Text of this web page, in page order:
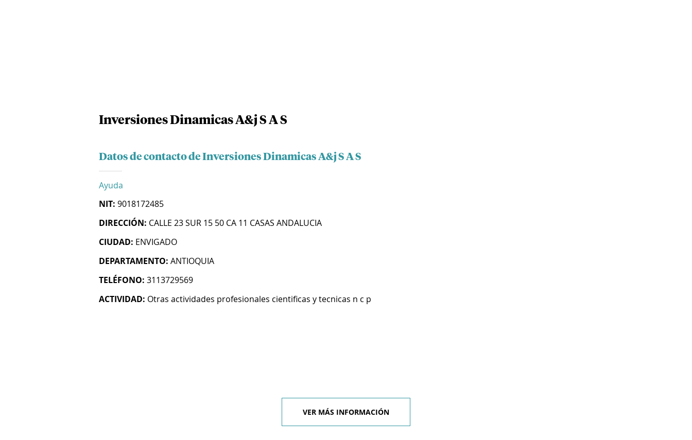
Inversiones Dinamicas A&j S A S
Datos de contacto de Inversiones Dinamicas A&j S A S
Ayuda
NIT: 9018172485
DIRECCIÓN: CALLE 23 SUR 15 50 CA 11 CASAS ANDALUCIA
CIUDAD: ENVIGADO
DEPARTAMENTO: ANTIOQUIA
TELÉFONO: 3113729569
ACTIVIDAD: Otras actividades profesionales cientificas y tecnicas n c p
VER MÁS INFORMACIÓN